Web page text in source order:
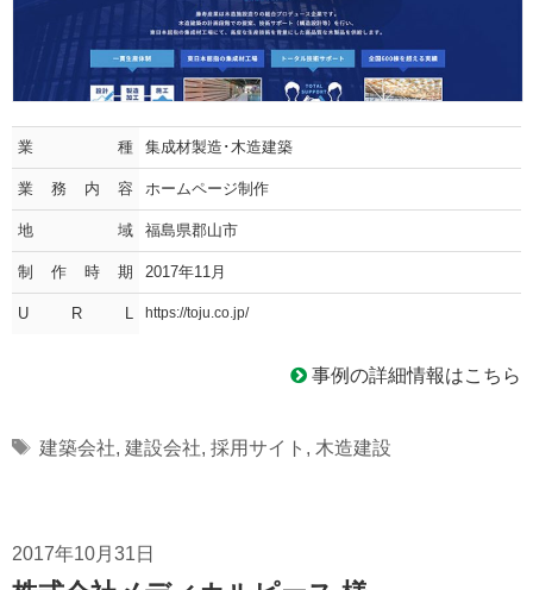
業種 集成材製造･木造建築
業務内容 ホームページ制作
地域 福島県郡山市
制作時期 2017年11月
U R L https://toju.co.jp/
事例の詳細情報はこちら
Tags
建築会社, 建設会社, 採用サイト , 木造建設
2017年10月31日